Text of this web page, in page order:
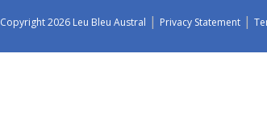
Copyright 2026 Leu Bleu Austral | Privacy Statement |